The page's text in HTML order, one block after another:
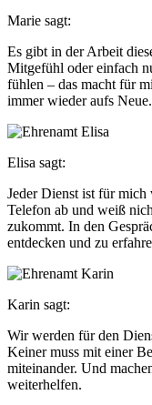
Marie sagt:
Es gibt in der Arbeit
Mitgefühl oder einfach
fühlen – das macht für
immer wieder aufs Neue.
Elisa sagt:
Jeder Dienst ist für mich
Telefon ab und weiß
zukommt. In den
entdecken und zu
Karin sagt:
Wir werden für den
Keiner muss mit einer
miteinander. Und
weiterhelfen.